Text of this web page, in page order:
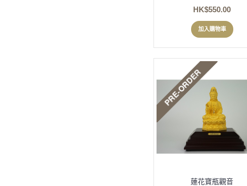
HK$550.00
加入購物車
蓮花寶瓶觀音